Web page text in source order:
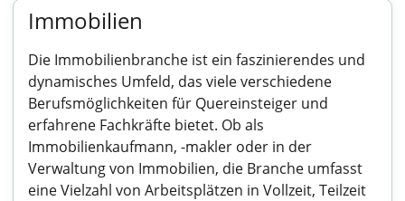
Immobilien
Die Immobilienbranche ist ein faszinierendes und
dynamisches Umfeld, das viele verschiedene
Berufsmöglichkeiten für Quereinsteiger und
erfahrene Fachkräfte bietet. Ob als
Immobilienkaufmann, -makler oder in der
Verwaltung von Immobilien, die Branche umfasst
eine Vielzahl von Arbeitsplätzen in Vollzeit, Teilzeit